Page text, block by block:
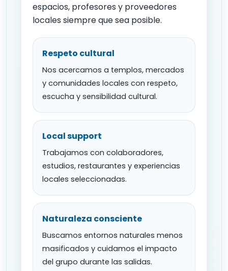
espacios, profesores y proveedores
locales siempre que sea posible.
Respeto cultural
Nos acercamos a templos, mercados
y comunidades locales con respeto,
escucha y sensibilidad cultural.
Local support
Trabajamos con colaboradores,
estudios, restaurantes y experiencias
locales seleccionadas.
Naturaleza consciente
Buscamos entornos naturales menos
masificados y cuidamos el impacto
del grupo durante las salidas.